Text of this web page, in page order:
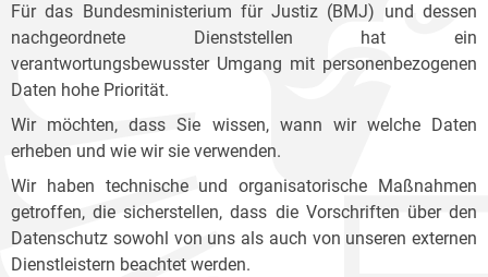
Für das Bundesministerium für Justiz (BMJ) und dessen
nachgeordnete Dienststellen hat ein
verantwortungsbewusster Umgang mit personenbezogenen
Daten hohe Priorität.
Wir möchten, dass Sie wissen, wann wir welche Daten
erheben und wie wir sie verwenden.
Wir haben technische und organisatorische Maßnahmen
getroffen, die sicherstellen, dass die Vorschriften über den
Datenschutz sowohl von uns als auch von unseren externen
Dienstleistern beachtet werden.